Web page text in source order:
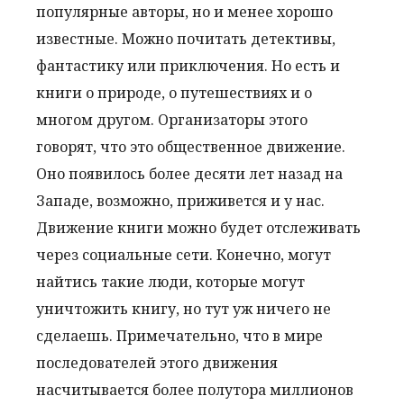
популярные авторы, но и менее хорошо
известные. Можно почитать детективы,
фантастику или приключения. Но есть и
книги о природе, о путешествиях и о
многом другом. Организаторы этого
говорят, что это общественное движение.
Оно появилось более десяти лет назад на
Западе, возможно, приживется и у нас.
Движение книги можно будет отслеживать
через социальные сети. Конечно, могут
найтись такие люди, которые могут
уничтожить книгу, но тут уж ничего не
сделаешь. Примечательно, что в мире
последователей этого движения
насчитывается более полутора миллионов